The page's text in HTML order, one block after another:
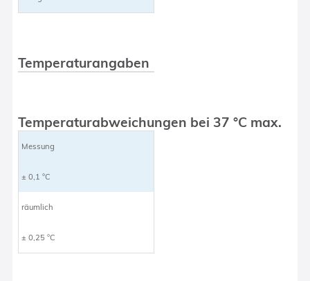
Temperaturangaben
Temperaturabweichungen bei 37 °C max.
Messung
± 0,1 °C
räumlich
± 0,25 °C